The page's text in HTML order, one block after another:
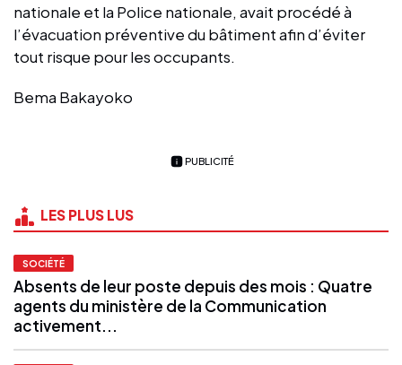
nationale et la Police nationale, avait procédé à
l’évacuation préventive du bâtiment afin d’éviter
tout risque pour les occupants.
Bema Bakayoko
PUBLICITÉ
LES PLUS LUS
SOCIÉTÉ
Absents de leur poste depuis des mois : Quatre
agents du ministère de la Communication
activement...